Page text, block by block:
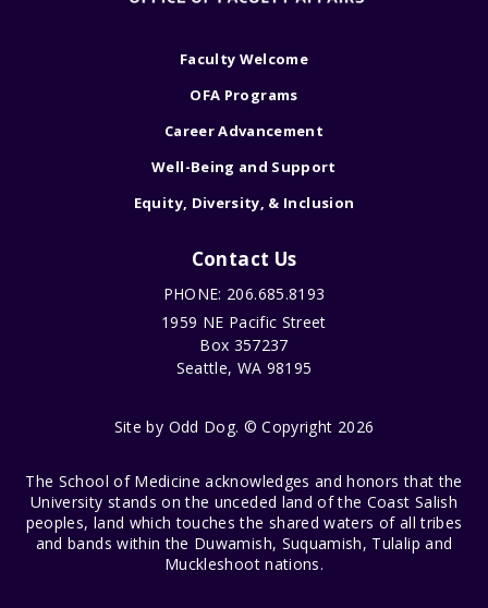
Faculty Welcome
OFA Programs
Career Advancement
Well-Being and Support
Equity, Diversity, & Inclusion
Contact Us
PHONE: 206.685.8193
1959 NE Pacific Street
Box 357237
Seattle, WA 98195
Site by Odd Dog. © Copyright 2026
The School of Medicine acknowledges and honors that the
University stands on the unceded land of the Coast Salish
peoples, land which touches the shared waters of all tribes
and bands within the Duwamish, Suquamish, Tulalip and
Muckleshoot nations.